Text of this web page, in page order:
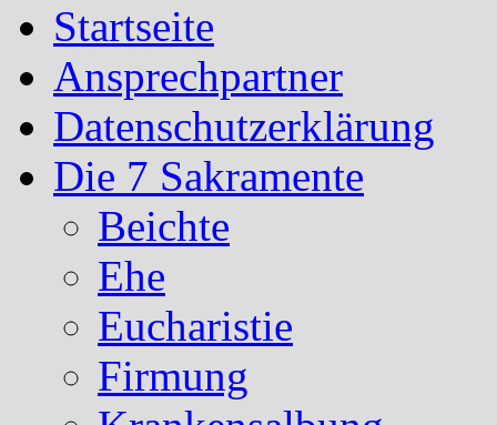
Startseite
Ansprechpartner
Datenschutzerklärung
Die 7 Sakramente
Beichte
Ehe
Eucharistie
Firmung